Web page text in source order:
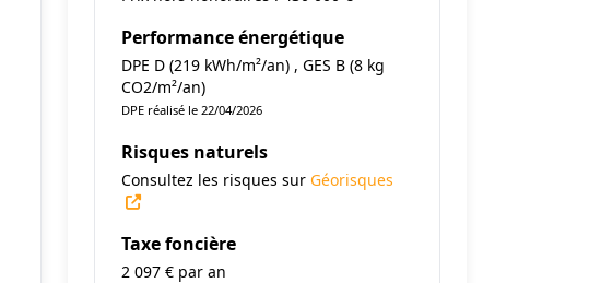
Performance énergétique
DPE D (219 kWh/m²/an) , GES B (8 kg
CO2/m²/an)
DPE réalisé le 22/04/2026
Risques naturels
Consultez les risques sur Géorisques
Taxe foncière
2 097 € par an